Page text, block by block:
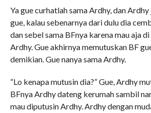
Ya gue curhatlah sama Ardhy, dan
gue, kalau sebenarnya dari dulu dia
dan sebel sama BFnya karena mau aja
Ardhy. Gue akhirnya memutuskan BF
demikian. Gue nanya sama Ardhy.
“Lo kenapa mutusin dia?” Gue, Ardhy
BFnya Ardhy dateng kerumah sambil
mau diputusin Ardhy. Ardhy dengan